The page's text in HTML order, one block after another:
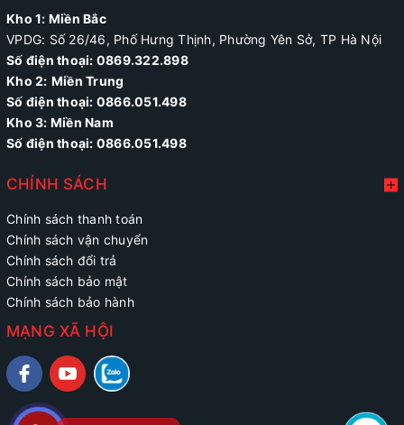
Kho 1: Miền Bắc
VPDG: Số 26/46, Phố Hưng Thịnh, Phường Yên Sở, TP Hà Nội
Số điện thoại: 0869.322.898
Kho 2: Miền Trung
Số điện thoại: 0866.051.498
Kho 3: Miền Nam
Số điện thoại: 0866.051.498
CHÍNH SÁCH
Chính sách thanh toán
Chính sách vận chuyển
Chính sách đổi trả
Chính sách bảo mật
Chính sách bảo hành
MẠNG XÃ HỘI